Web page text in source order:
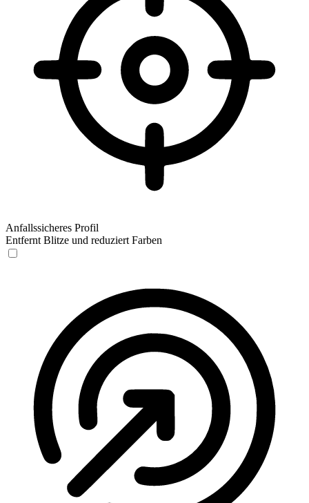
Anfallssicheres Profil
Entfernt Blitze und reduziert Farben